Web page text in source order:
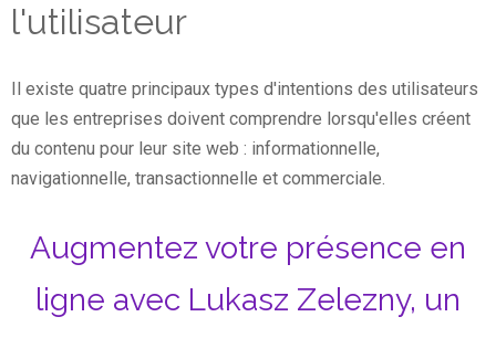
l'utilisateur
Il existe quatre principaux types d'intentions des utilisateurs
que les entreprises doivent comprendre lorsqu'elles créent
du contenu pour leur site web : informationnelle,
navigationnelle, transactionnelle et commerciale.
Augmentez votre présence en
ligne avec Lukasz Zelezny, un